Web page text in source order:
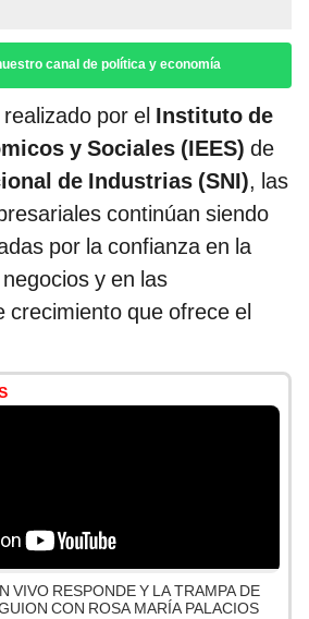
canal de política y economía
por el Instituto de
y Sociales (IEES) de
de Industrias (SNI), las
continúan siendo
por la confianza en la
y en las
crecimiento que ofrece el
VIVO RESPONDE Y LA TRAMPA DE
CON ROSA MARÍA PALACIOS